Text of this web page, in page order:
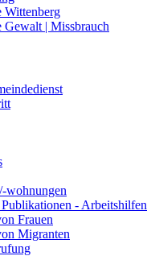
Wittenberg
Gewalt | Missbrauch
wohnungen
- Arbeitshilfen
Frauen
Migranten